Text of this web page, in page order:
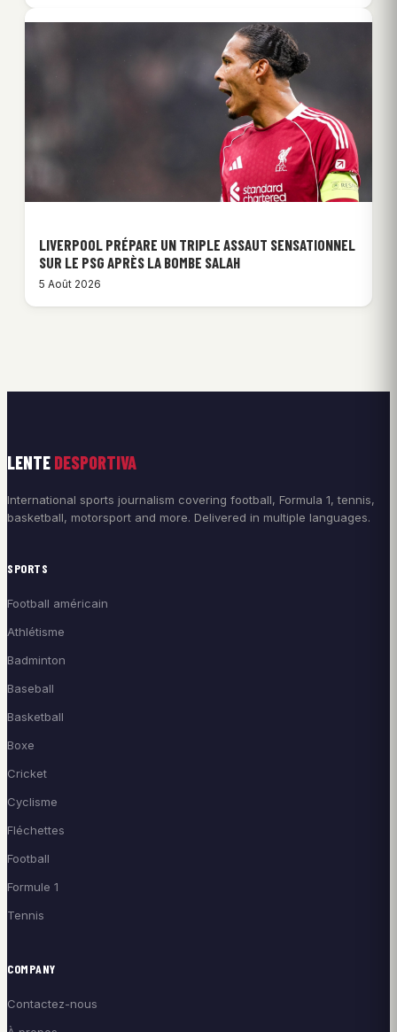
LIVERPOOL PRÉPARE UN TRIPLE ASSAUT SENSATIONNEL
SUR LE PSG APRÈS LA BOMBE SALAH
5 Août 2026
LENTE DESPORTIVA
International sports journalism covering football, Formula 1, tennis,
basketball, motorsport and more. Delivered in multiple languages.
SPORTS
Football américain
Athlétisme
Badminton
Baseball
Basketball
Boxe
Cricket
Cyclisme
Fléchettes
Football
Formule 1
Tennis
COMPANY
Contactez-nous